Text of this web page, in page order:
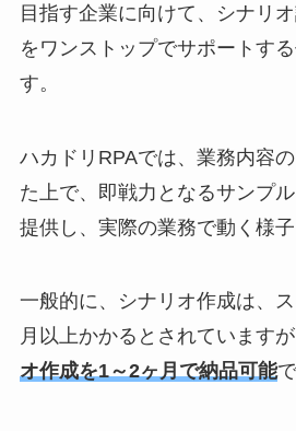
目指す企業に向けて、シナリ
をワンストップでサポートす
す。
ハカドリRPAでは、業務内容
た上で、即戦力となるサンプ
提供し、実際の業務で動く様子
一般的に、シナリオ作成は、
月以上かかるとされていますが
オ作成を1～2ヶ月で納品可能